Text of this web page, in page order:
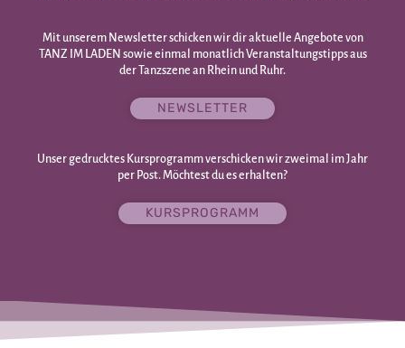
Mit unserem Newsletter schicken wir dir aktuelle Angebote von
TANZ IM LADEN sowie einmal monatlich Veranstaltungstipps aus
der Tanzszene an Rhein und Ruhr.
NEWSLETTER
Unser gedrucktes Kursprogramm verschicken wir zweimal im Jahr
per Post. Möchtest du es erhalten?
KURSPROGRAMM